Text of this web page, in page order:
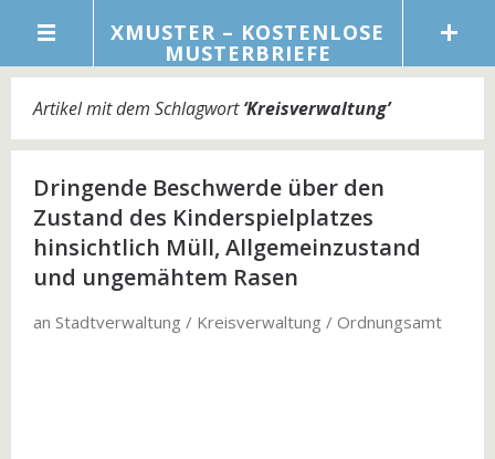
XMUSTER – KOSTENLOSE
MUSTERBRIEFE
Artikel mit dem Schlagwort‘Kreisverwaltung’
Dringende Beschwerde über den
Zustand des Kinderspielplatzes
hinsichtlich Müll, Allgemeinzustand
und ungemähtem Rasen
an Stadtverwaltung / Kreisverwaltung / Ordnungsamt